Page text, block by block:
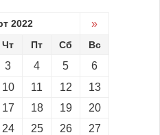
2022 »
Чт Пт Сб Вс
3 4 5
6
10 11 12
13
17 18 19
20
24 25 26
27